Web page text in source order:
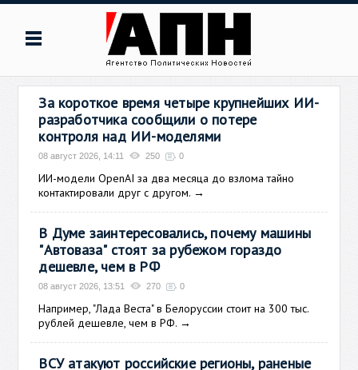
За короткое время четыре крупнейших ИИ-
разработчика сообщили о потере
контроля над ИИ-моделями
08 август 2026, 14:11 250 0
ИИ-модели OpenAI за два месяца до взлома тайно
контактировали друг с другом. →
В Думе заинтересовались, почему машины
"Автоваза" стоят за рубежом гораздо
дешевле, чем в РФ
08 август 2026, 13:51 270 0
Например, "Лада Веста" в Белоруссии стоит на 300 тыс.
рублей дешевле, чем в РФ. →
ВСУ атакуют российские регионы, раненые